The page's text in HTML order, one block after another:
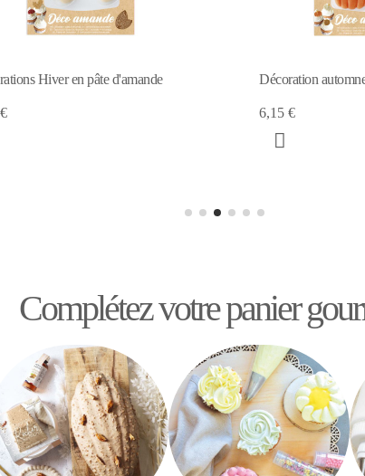
Décoration automne en pâte d'amande
Complétez votre panier